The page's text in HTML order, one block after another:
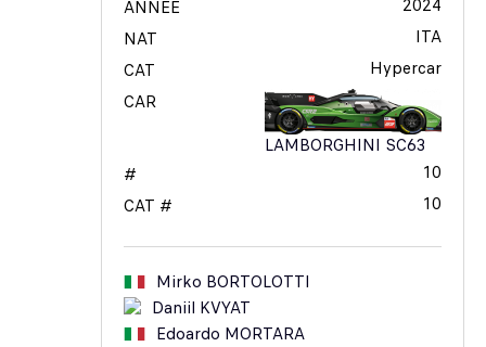
ANNÉE
2024
NAT
ITA
CAT
Hypercar
CAR
LAMBORGHINI SC63
#
10
CAT #
10
Mirko BORTOLOTTI
Daniil KVYAT
Edoardo MORTARA